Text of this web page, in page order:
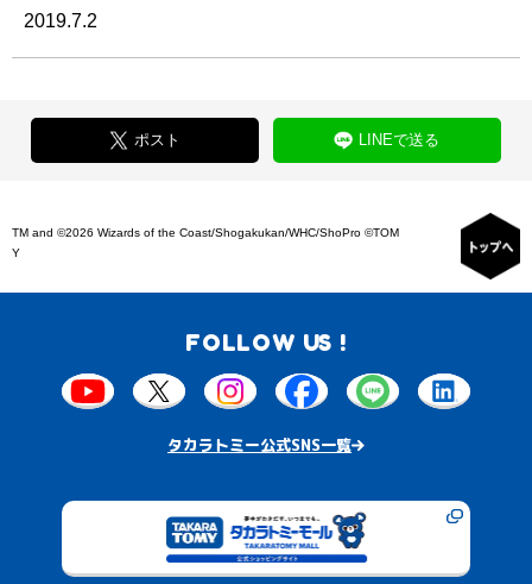
2019.7.2
ポスト LINEで送る
TM and ©2026 Wizards of the Coast/Shogakukan/WHC/ShoPro ©TOM
Y
FOLLOW US !
タカラトミー公式SNS一覧